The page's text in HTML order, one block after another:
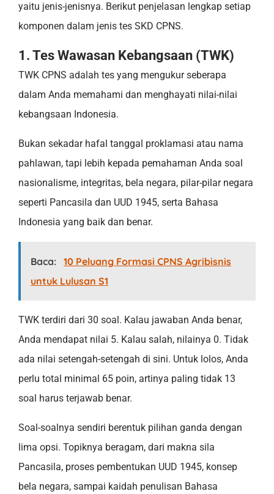
yaitu jenis-jenisnya. Berikut penjelasan lengkap setiap
komponen dalam jenis tes SKD CPNS.
1. Tes Wawasan Kebangsaan (TWK)
TWK CPNS adalah tes yang mengukur seberapa
dalam Anda memahami dan menghayati nilai-nilai
kebangsaan Indonesia.
Bukan sekadar hafal tanggal proklamasi atau nama
pahlawan, tapi lebih kepada pemahaman Anda soal
nasionalisme, integritas, bela negara, pilar-pilar negara
seperti Pancasila dan UUD 1945, serta Bahasa
Indonesia yang baik dan benar.
Baca: 10 Peluang Formasi CPNS Agribisnis
untuk Lulusan S1
TWK terdiri dari 30 soal. Kalau jawaban Anda benar,
Anda mendapat nilai 5. Kalau salah, nilainya 0. Tidak
ada nilai setengah-setengah di sini. Untuk lolos, Anda
perlu total minimal 65 poin, artinya paling tidak 13
soal harus terjawab benar.
Soal-soalnya sendiri berentuk pilihan ganda dengan
lima opsi. Topiknya beragam, dari makna sila
Pancasila, proses pembentukan UUD 1945, konsep
bela negara, sampai kaidah penulisan Bahasa